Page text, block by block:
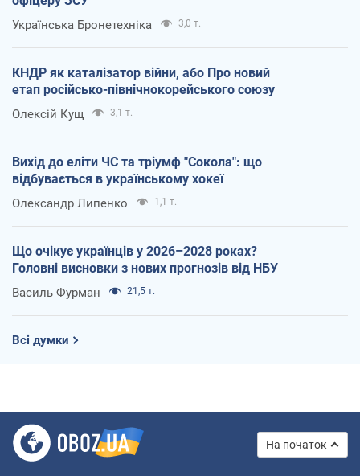
Українська Бронетехніка 3,0 т.
КНДР як каталізатор війни, або Про новий
етап російсько-північнокорейського союзу
Олексій Кущ 3,1 т.
Вихід до еліти ЧС та тріумф "Сокола": що
відбувається в українському хокеї
Олександр Липенко 1,1 т.
Що очікує українців у 2026–2028 роках?
Головні висновки з нових прогнозів від НБУ
Василь Фурман 21,5 т.
Всі думки
На початок